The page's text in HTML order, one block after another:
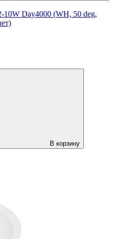
Day4000 (WH, 50 deg,
В корзину